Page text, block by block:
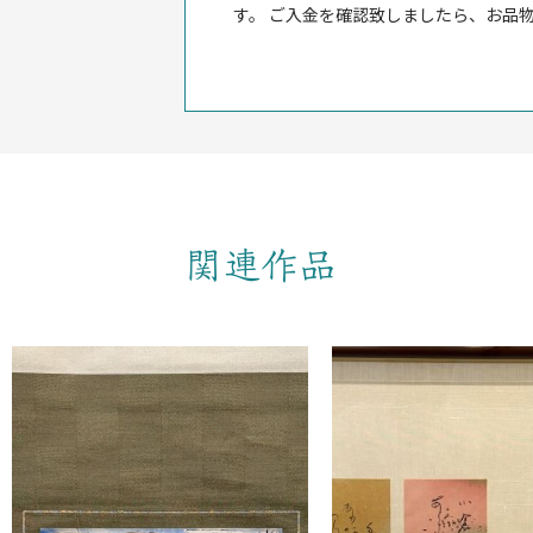
す。 ご入金を確認致しましたら、お品
関連作品